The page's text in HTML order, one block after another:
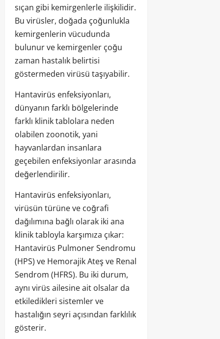
sıçan gibi kemirgenlerle ilişkilidir.
Bu virüsler, doğada çoğunlukla
kemirgenlerin vücudunda
bulunur ve kemirgenler çoğu
zaman hastalık belirtisi
göstermeden virüsü taşıyabilir.
Hantavirüs enfeksiyonları,
dünyanın farklı bölgelerinde
farklı klinik tablolara neden
olabilen zoonotik, yani
hayvanlardan insanlara
geçebilen enfeksiyonlar arasında
değerlendirilir.
Hantavirüs enfeksiyonları,
virüsün türüne ve coğrafi
dağılımına bağlı olarak iki ana
klinik tabloyla karşımıza çıkar:
Hantavirüs Pulmoner Sendromu
(HPS) ve Hemorajik Ateş ve Renal
Sendrom (HFRS). Bu iki durum,
aynı virüs ailesine ait olsalar da
etkiledikleri sistemler ve
hastalığın seyri açısından farklılık
gösterir.